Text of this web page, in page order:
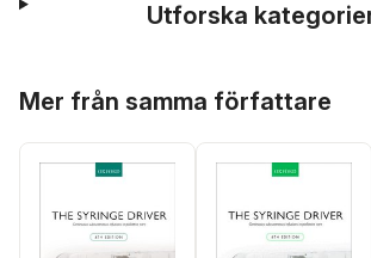
Utforska
Mer från samma författare